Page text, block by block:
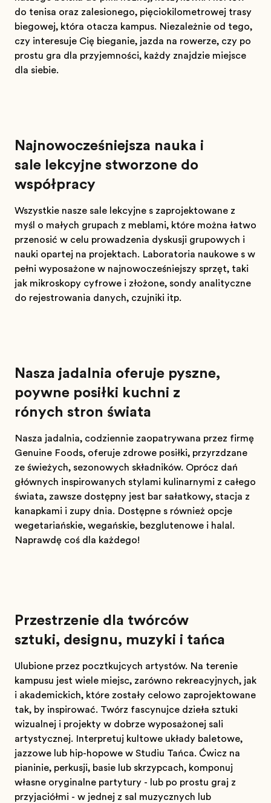
do tenisa oraz zalesionego, pięciokilometrowej trasy
biegowej, która otacza kampus. Niezależnie od tego,
czy interesuje Cię bieganie, jazda na rowerze, czy po
prostu gra dla przyjemności, każdy znajdzie miejsce
dla siebie.
Najnowocześniejsza nauka i
sale lekcyjne stworzone do
współpracy
Wszystkie nasze sale lekcyjne są zaprojektowane z
myślą o małych grupach z meblami, które można łatwo
przenosić w celu prowadzenia dyskusji grupowych i
nauki opartej na projektach. Laboratoria naukowe są w
pełni wyposażone w najnowocześniejszy sprzęt, taki
jak mikroskopy cyfrowe i złożone, sondy analityczne
do rejestrowania danych, czujniki itp.
Nasza jadalnia oferuje pyszne,
pożywne posiłki kuchni z
różnych stron świata
Nasza jadalnia, codziennie zaopatrywana przez firmę
Genuine Foods, oferuje zdrowe posiłki, przyrządzane
ze świeżych, sezonowych składników. Oprócz dań
głównych inspirowanych stylami kulinarnymi z całego
świata, zawsze dostępny jest bar sałatkowy, stacja z
kanapkami i zupy dnia. Dostępne są również opcje
wegetariańskie, wegańskie, bezglutenowe i halal.
Naprawdę coś dla każdego!
Przestrzenie dla twórców
sztuki, designu, muzyki i tańca
Ulubione przez początkujących artystów. Na terenie
kampusu jest wiele miejsc, zarówno rekreacyjnych, jak
i akademickich, które zostały celowo zaprojektowane
tak, by inspirować. Twórz fascynujące dzieła sztuki
wizualnej i projekty w dobrze wyposażonej sali
artystycznej. Interpretuj kultowe układy baletowe,
jazzowe lub hip-hopowe w Studiu Tańca. Ćwicz na
pianinie, perkusji, basie lub skrzypcach, komponuj
własne oryginalne partytury - lub po prostu graj z
przyjaciółmi - w jednej z sal muzycznych lub